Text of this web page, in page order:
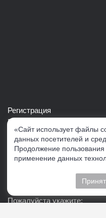
Регистрация
Войти в свой аккаунт
Скачать каталог
Следите за нами
Пожалуйста укажите:
«Сайт использует файлы
данных посетителей и
Продолжение
применение данных